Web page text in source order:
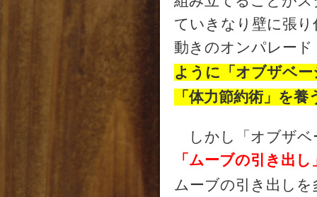
ていきなり壁に張
動きのオンパレー
ように「オブザベ
「体力節約術」を
しかし「オブザベ
「ムーブの引き出し
ムーブの引き出し